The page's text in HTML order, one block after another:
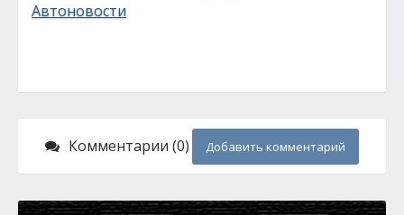
Автоновости
Комментарии (0) Добавить комментарий